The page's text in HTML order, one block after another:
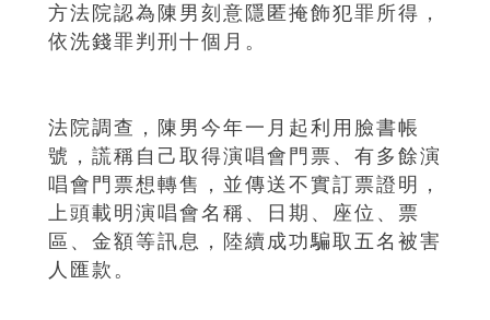
方法院認為陳男刻意隱匿掩飾犯罪所得，
依洗錢罪判刑十個月。
法院調查，陳男今年一月起利用臉書帳
號，謊稱自己取得演唱會門票、有多餘演
唱會門票想轉售，並傳送不實訂票證明，
上頭載明演唱會名稱、日期、座位、票
區、金額等訊息，陸續成功騙取五名被害
人匯款。